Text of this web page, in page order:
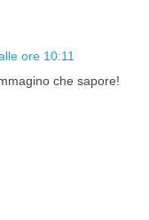
ore 10:11
che sapore!